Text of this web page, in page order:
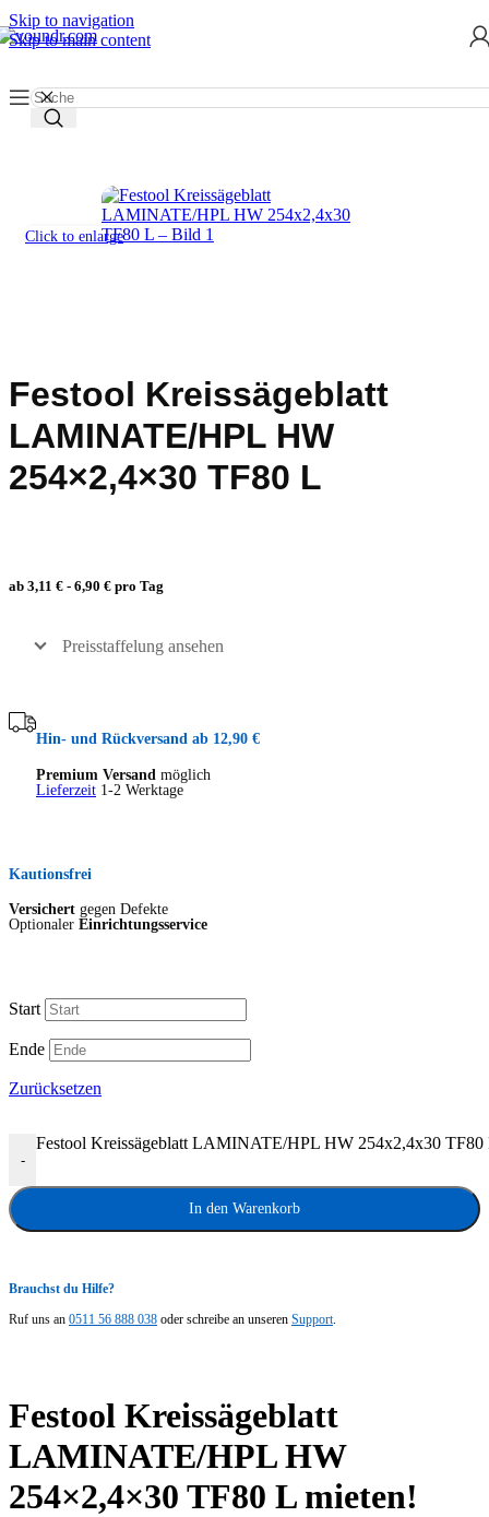
Skip to navigation
Skip to main content
Start/ Werkzeug mieten/ Werkzeugeinsätze/ Sägeblätter
Click to enlarge
Festool Kreissägeblatt
LAMINATE/HPL HW
254×2,4×30 TF80 L
ab 3,11 € - 6,90 € pro Tag
Preisstaffelung ansehen
Hin- und Rückversand ab 12,90 €
Premium Versand möglich
Lieferzeit 1-2 Werktage
Kautionsfrei
Versichert gegen Defekte
Optionaler Einrichtungsservice
Start
Ende
Zurücksetzen
-
Festool Kreissägeblatt LAMINATE/HPL HW 254x2,4x30 TF80
In den Warenkorb
Brauchst du Hilfe?
Ruf uns an 0511 56 888 038 oder schreibe an unseren Support.
Festool Kreissägeblatt
LAMINATE/HPL HW
254×2,4×30 TF80 L mieten!